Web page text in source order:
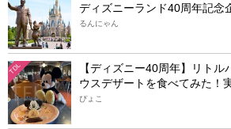
ディズニーランド40周年記念
るんにゃん
TDL
【ディズニー40周年】リト
ウスデザートを食べてみた！
ぴょこ